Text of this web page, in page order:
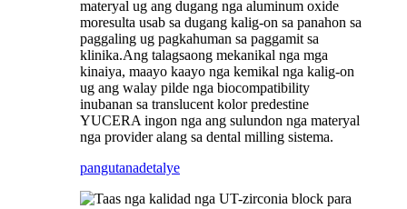
materyal ug ang dugang nga aluminum oxide
moresulta usab sa dugang kalig-on sa panahon sa
paggaling ug pagkahuman sa paggamit sa
klinika.Ang talagsaong mekanikal nga mga
kinaiya, maayo kaayo nga kemikal nga kalig-on
ug ang walay pilde nga biocompatibility
inubanan sa translucent kolor predestine
YUCERA ingon nga ang sulundon nga materyal
nga provider alang sa dental milling sistema.
pangutanadetalye